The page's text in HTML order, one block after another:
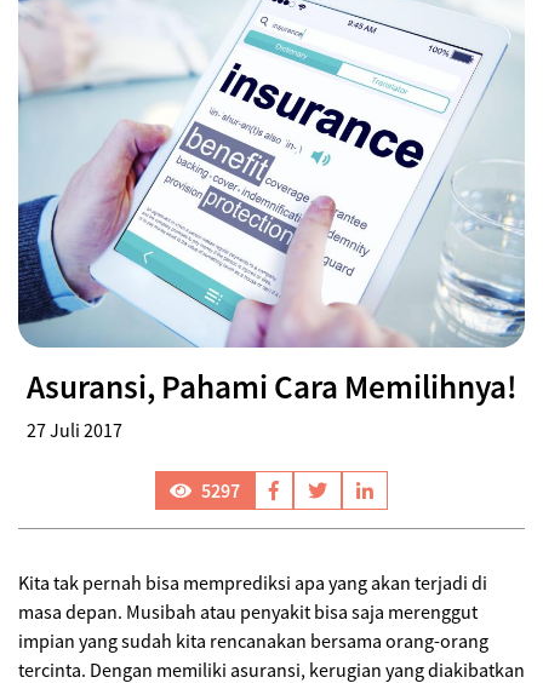
Asuransi, Pahami Cara Memilihnya!
27 Juli 2017
5297
Kita tak pernah bisa memprediksi apa yang akan terjadi di
masa depan. Musibah atau penyakit bisa saja merenggut
impian yang sudah kita rencanakan bersama orang-orang
tercinta. Dengan memiliki asuransi, kerugian yang diakibatkan